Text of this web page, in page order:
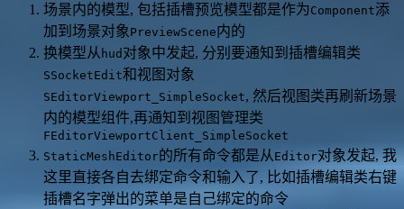
场景内的模型, 包括插槽预览模型都是作为Component添
加到场景对象 PreviewScene内的
换模型从 hud 对象中发起, 分别要通知到插槽编辑类
SSocketEdit和视图对象
SEditorViewport_SimpleSocket, 然后视图类再刷新场景
内的模型组件,再通知到视图管理类
FEditorViewportClient_SimpleSocket
StaticMeshEditor的所有命令都是从 Editor对象发起, 我
这里直接各自去绑定命令和输入了, 比如插槽编辑类右键
插槽名字弹出的菜单是自己绑定的命令